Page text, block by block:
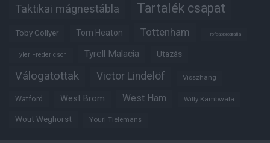
Taktikai mágnestábla Tartalék csapat
Toby Collyer Tom Heaton Tottenham Trófeabibliográfia
Tyler Fredericson Tyrell Malacia Utazás
Válogatottak Victor Lindelöf Visszhang
Watford West Brom West Ham Willy Kambwala
Wout Weghorst Youri Tielemans